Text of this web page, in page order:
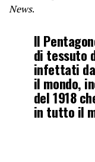
News.
Il
di tessuto
infettati
il mondo,
del 1918
in tutto il